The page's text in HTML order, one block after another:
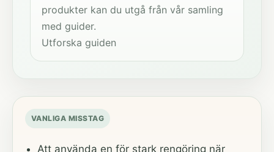
produkter kan du utgå från vår samling
med guider.
Utforska guiden
VANLIGA MISSTAG
Att använda en för stark rengöring när